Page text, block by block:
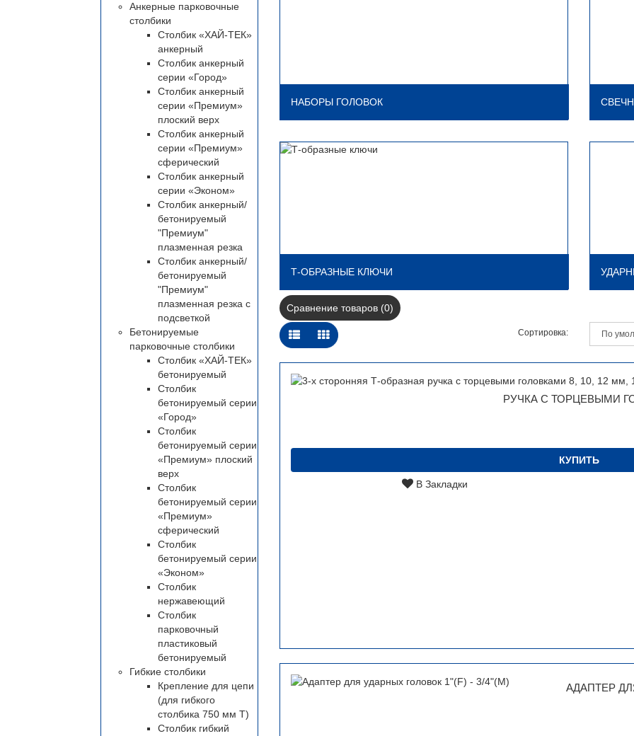
Анкерные парковочные
столбики
Столбик «ХАЙ-ТЕК»
анкерный
Столбик анкерный
серии «Город»
Столбик анкерный
серии «Премиум»
плоский верх
Столбик анкерный
серии «Премиум»
сферический
Столбик анкерный
серии «Эконом»
Столбик анкерный/
бетонируемый
"Премиум"
плазменная резка
Столбик анкерный/
бетонируемый
"Премиум"
плазменная резка с
подсветкой
Бетонируемые
парковочные столбики
Столбик «ХАЙ-ТЕК»
бетонируемый
Столбик
бетонируемый серии
«Город»
Столбик
бетонируемый серии
«Премиум» плоский
верх
Столбик
бетонируемый серии
«Премиум»
сферический
Столбик
бетонируемый серии
«Эконом»
Столбик
нержавеющий
Столбик
парковочный
пластиковый
бетонируемый
Гибкие столбики
Крепление для цепи
(для гибкого
столбика 750 мм Т)
Столбик гибкий
НАБОРЫ ГОЛОВОК
Т-ОБРАЗНЫЕ КЛЮЧИ
Сравнение товаров (0)
Сортировка:
РУЧКА С ТОРЦЕВЫМИ
КУПИТЬ
В Закладки
АДАПТЕР